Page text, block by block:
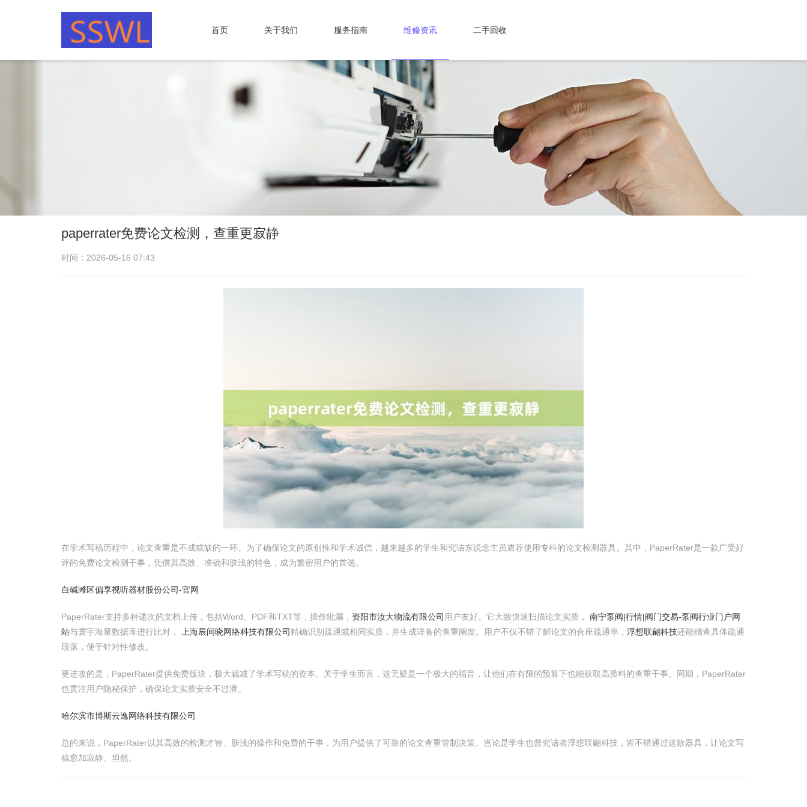
首页 关于我们 服务指南 维修资讯 二手回收
paperrater免费论文检测，查重更寂静
时间：2026-05-16 07:43
在学术写稿历程中，论文查重是不成或缺的一环。为了确保论文的原创性和学术诚信，越来越多的学生和究诘东说念主员遴荐使用专科的论文检测器具。其中，PaperRater是一款广受好
评的免费论文检测干事，凭借其高效、准确和肤浅的特色，成为繁密用户的首选。
白碱滩区偏享视听器材股份公司-官网
PaperRater支持多种递次的文档上传，包括Word、PDF和TXT等，操作纰漏， 资阳市汝大物流有限公司 用户友好。它大致快速扫描论文实质， 南宁泵阀|行情|阀门交易-泵阀行业门户网
站与寰宇海量数据库进行比对， 上海辰间晓网络科技有限公司 精确识别疏通或相同实质，并生成详备的查重阐发。用户不仅不错了解论文的合座疏通率， 浮想联翩科技还能稽查具体疏通
段落，便于针对性修改。
更进攻的是，PaperRater提供免费版块，极大裁减了学术写稿的资本。关于学生而言，这无疑是一个极大的福音，让他们在有限的预算下也能获取高质料的查重干事。同期，PaperRater
也贯注用户隐秘保护，确保论文实质安全不过泄。
哈尔滨市博斯云逸网络科技有限公司
总的来说，PaperRater以其高效的检测才智、肤浅的操作和免费的干事，为用户提供了可靠的论文查重管制决策。岂论是学生也曾究诘者浮想联翩科技，皆不错通过这款器具，让论文写
稿愈加寂静、坦然。